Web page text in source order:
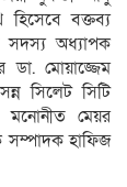
হিসেবে বক্তব্য
সদস্য অধ্যাপক
ডা. মোয়াজ্জেম
সিলেট সিটি
মনোনীত মেয়র
সম্পাদক হাফিজ